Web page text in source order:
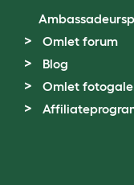
Omlet forum
Blog
Omlet